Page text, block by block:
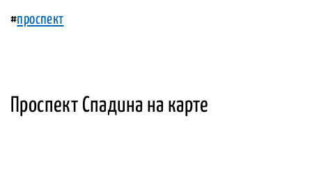
#проспект
Проспект Спадина на карте